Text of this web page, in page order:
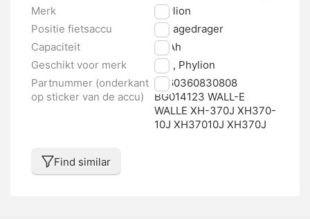
Merk
Phylion
Positie fietsaccu
Bagagedrager
Capaciteit
12 Ah
Geschikt voor merk
Rex, Phylion
Partnummer (onderkant
op sticker van de accu)
4260360830808
BG014123 WALL-E
WALLE XH-370J XH370-
10J XH37010J XH370J
Find similar